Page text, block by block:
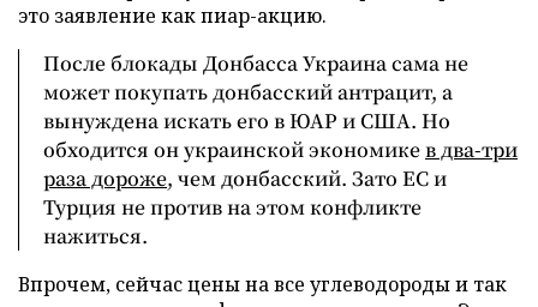
это заявление как пиар-акцию.
После блокады Донбасса Украина сама не
может покупать донбасский антрацит, а
вынуждена искать его в ЮАР и США. Но
обходится он украинской экономикев два-три
раза дороже, чем донбасский. Зато ЕС и
Турция не против на этом конфликте
нажиться.
Впрочем, сейчас цены на все углеводороды и так